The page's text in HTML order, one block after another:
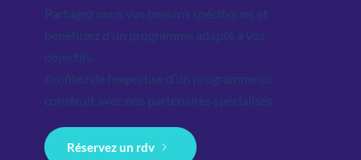
Partagez nous vos besoins spécifiques et
bénéficiez d’un programme adapté à vos
objectifs.
Profitez de l’expertise d’un programme co-
construit avec nos partenaires spécialisés.
Réservez un rdv